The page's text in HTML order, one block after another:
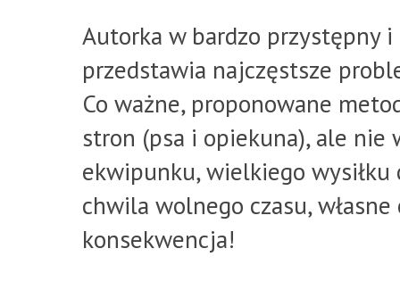
Autorka w bardzo przystępny
przedstawia najczęstsze
Co ważne, proponowane
stron (psa i opiekuna), ale nie
ekwipunku, wielkiego
chwila wolnego czasu,
konsekwencja!